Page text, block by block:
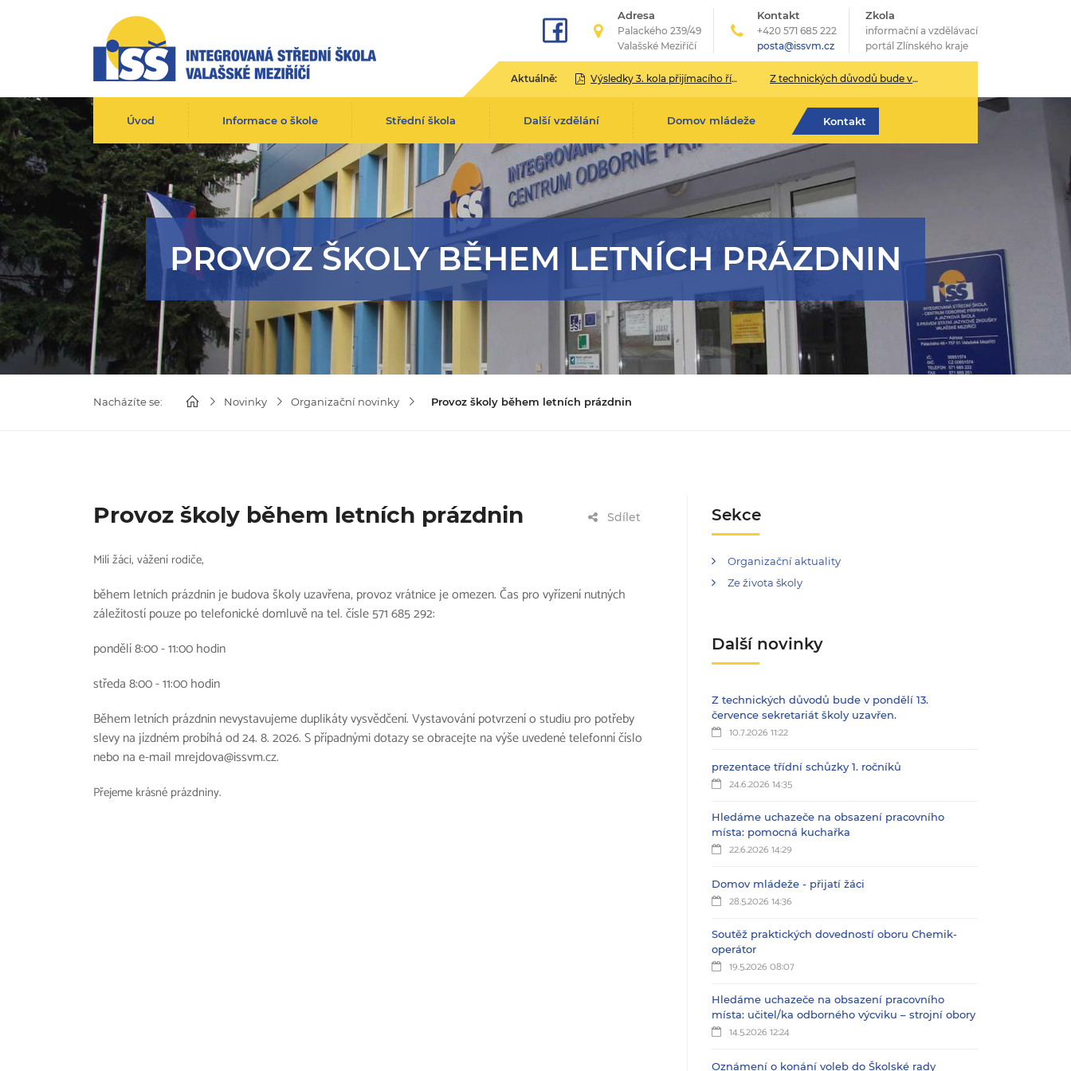
Adresa
Palackého 239/49
Valašské Meziříčí
Kontakt
+420 571 685 222
posta@issvm.cz
Zkola
informační a vzdělávací
portál Zlínského kraje
Aktuálně: Výsledky 3. kola přijímacího řízení pro školní rok 2026/2027 Z technických důvodů bude v pondělí 13. července sekretariát školy uzavřen.
Úvod Informace o škole Střední škola Další vzdělání Domov mládeže Kontakt
PROVOZ ŠKOLY BĚHEM LETNÍCH PRÁZDNIN
Nacházíte se: Novinky Organizační novinky Provoz školy během letních prázdnin
Sdílet
Provoz školy během letních prázdnin
Milí žáci, vážení rodiče,
během letních prázdnin je budova školy uzavřena, provoz vrátnice je omezen. Čas pro vyřízení nutných
záležitostí pouze po telefonické domluvě na tel. čísle 571 685 292:
pondělí 8:00 - 11:00 hodin
středa 8:00 - 11:00 hodin
Během letních prázdnin nevystavujeme duplikáty vysvědčení. Vystavování potvrzení o studiu pro potřeby
slevy na jízdném probíhá od 24. 8. 2026. S případnými dotazy se obracejte na výše uvedené telefonní číslo
nebo na e-mail mrejdova@issvm.cz.
Přejeme krásné prázdniny.
Sekce
Organizační aktuality
Ze života školy
Další novinky
Z technických důvodů bude v pondělí 13.
července sekretariát školy uzavřen.
10.7.2026 11:22
prezentace třídní schůzky 1. ročníků
24.6.2026 14:35
Hledáme uchazeče na obsazení pracovního
místa: pomocná kuchařka
22.6.2026 14:29
Domov mládeže - přijatí žáci
28.5.2026 14:36
Soutěž praktických dovedností oboru Chemik-
operátor
19.5.2026 08:07
Hledáme uchazeče na obsazení pracovního
místa: učitel/ka odborného výcviku – strojní obory
14.5.2026 12:24
Oznámení o konání voleb do Školské rady